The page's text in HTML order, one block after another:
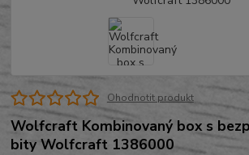
Ohodnotit produkt
Wolfcraft Kombinovaný box s
bity Wolfcraft 1386000